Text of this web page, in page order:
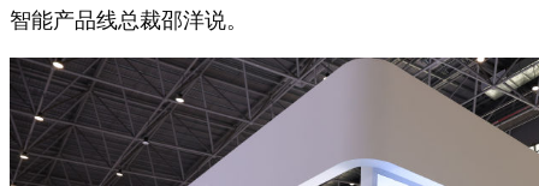
智能产品线总裁邵洋说。